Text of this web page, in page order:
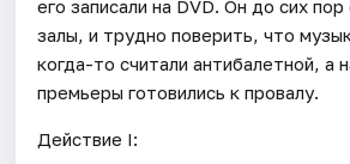
его записали на DVD. Он до сих
залы, и трудно поверить, что
когда-то считали антибалетной, а
премьеры готовились к провалу.
Действие I: